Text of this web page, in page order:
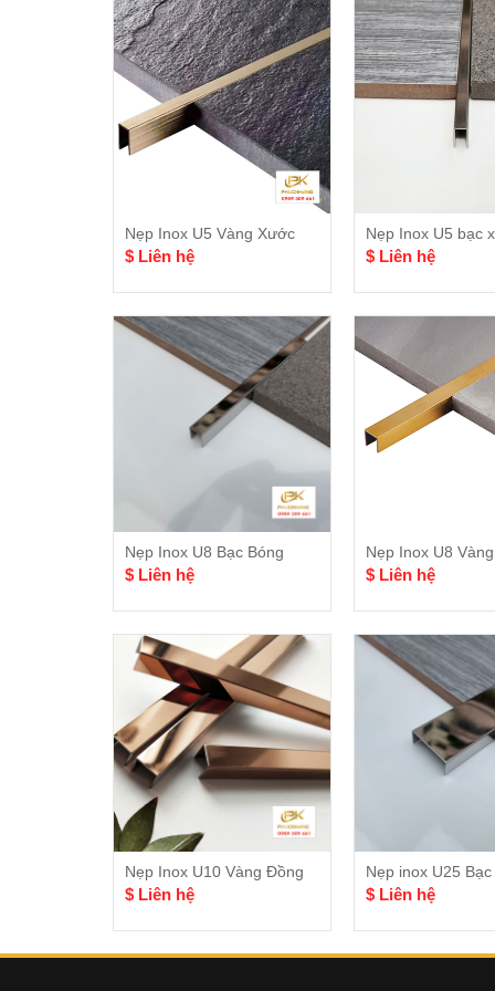
Nẹp Inox U5 Vàng Xước
$ Liên hệ
Nẹp Inox U5 bạc
$ Liên hệ
Nẹp Inox U8 Bạc Bóng
$ Liên hệ
Nẹp Inox U8
$ Liên hệ
Nẹp Inox U10 Vàng Đồng
$ Liên hệ
Nẹp inox U25 Bạc
$ Liên hệ